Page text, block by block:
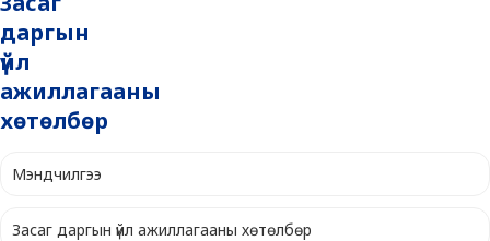
даргын
үйл
ажиллагааны
хөтөлбөр
Мэндчилгээ
Засаг даргын үйл ажиллагааны хөтөлбөр